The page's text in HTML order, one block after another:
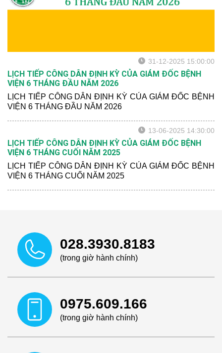
31-12-2025 15:00:00
LỊCH TIẾP CÔNG DÂN ĐỊNH KỲ CỦA GIÁM ĐỐC BỆNH
VIỆN 6 THÁNG ĐẦU NĂM 2026
LỊCH TIẾP CÔNG DÂN ĐỊNH KỲ CỦA GIÁM ĐỐC BỆNH
VIỆN 6 THÁNG ĐẦU NĂM 2026
13-06-2025 14:30:00
LỊCH TIẾP CÔNG DÂN ĐỊNH KỲ CỦA GIÁM ĐỐC BỆNH
VIỆN 6 THÁNG CUỐI NĂM 2025
LỊCH TIẾP CÔNG DÂN ĐỊNH KỲ CỦA GIÁM ĐỐC BỆNH
VIỆN 6 THÁNG CUỐI NĂM 2025
028.3930.8183
(trong giờ hành chính)
0975.609.166
(trong giờ hành chính)